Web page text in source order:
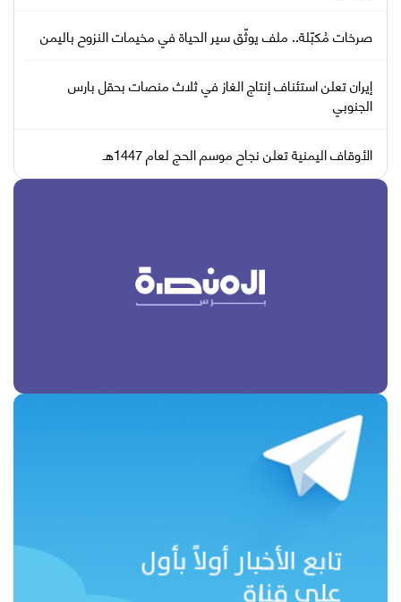
صرخات مُكبّلة.. ملف يوثّق سير الحياة في مخيمات النزوح باليمن
إيران تعلن استئناف إنتاج الغاز في ثلاث منصات بحقل بارس
الجنوبي
الأوقاف اليمنية تعلن نجاح موسم الحج لعام 1447هـ